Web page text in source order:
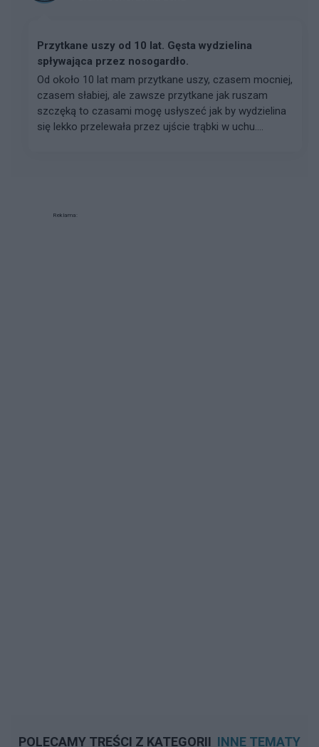
Przytkane uszy od 10 lat. Gęsta wydzielina
spływająca przez nosogardło.
Od około 10 lat mam przytkane uszy, czasem mocniej,
czasem słabiej, ale zawsze przytkane jak ruszam
szczęką to czasami mogę usłyszeć jak by wydzielina
się lekko przelewała przez ujście trąbki w uchu....
Reklama:
POLECAMY TREŚCI Z KATEGORII INNE TEMATY